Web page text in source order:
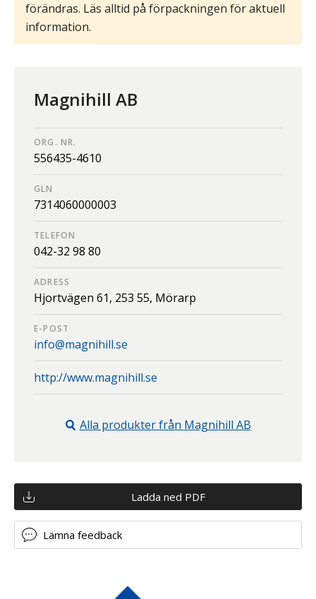
förändras. Läs alltid på förpackningen för aktuell
information.
Magnihill AB
ORG. NR.
556435-4610
GLN
7314060000003
TELEFON
042-32 98 80
ADRESS
Hjortvägen 61, 253 55, Mörarp
E-POST
info@magnihill.se
http://www.magnihill.se
Alla produkter från Magnihill AB
Ladda ned PDF
Lämna feedback